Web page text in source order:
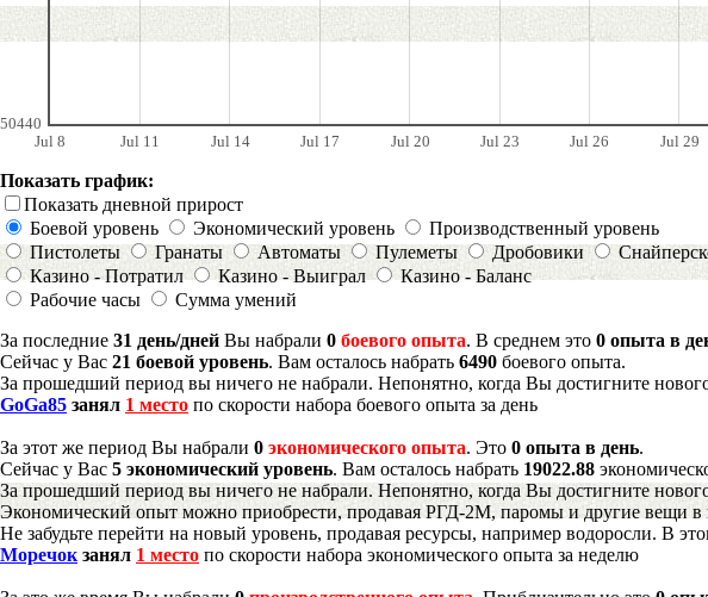
Jul 8 Jul 11 Jul 14 Jul 17 Jul 20 Jul 23 Jul 26 Jul 29
50440
Показать график:
Показать дневной прирост
Боевой уровень
Экономический уровень
Производственный уровень
Пистолеты
Гранаты Автоматы Пулеметы Дробовики
Казино - Потратил
Казино - Выиграл
Казино - Баланс
Рабочие часы
Сумма умений
За последние 31 день/дней Вы набрали 0 боевого опыта. В среднем это 0 опыта в
Сейчас у Вас 21 боевой уровень. Вам осталось набрать 6490 боевого опыта.
За прошедший период вы ничего не набрали. Непонятно, когда Вы достигните
GoGa85 занял 1 место по скорости набора боевого опыта за день
За этот же период Вы набрали 0 экономического опыта. Это 0 опыта в день.
Сейчас у Вас 5 экономический уровень. Вам осталось набрать 19022.88
За прошедший период вы ничего не набрали. Непонятно, когда Вы достигните
Экономический опыт можно приобрести, продавая РГД-2М, паромы и другие вещи в
Не забудьте перейти на новый уровень, продавая ресурсы, например водоросли. В
Моречок занял 1 место по скорости набора экономического опыта за неделю